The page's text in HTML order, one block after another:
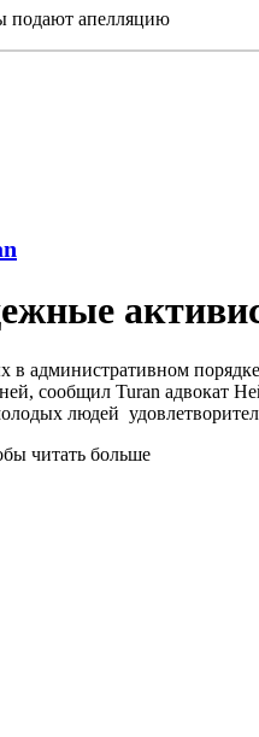
подают апелляцию
в административном
сообщил Turan адвокат
людей
читать больше